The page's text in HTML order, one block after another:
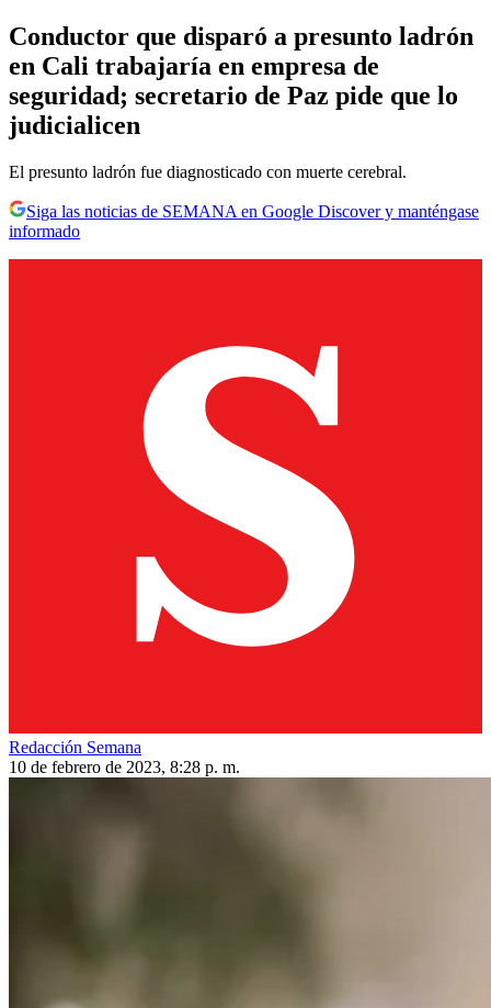
Conductor que disparó a presunto ladrón
en Cali trabajaría en empresa de
seguridad; secretario de Paz pide que lo
judicialicen
El presunto ladrón fue diagnosticado con muerte cerebral.
Siga las noticias de SEMANA en Google Discover y manténgase
informado
Redacción Semana
10 de febrero de 2023, 8:28 p. m.